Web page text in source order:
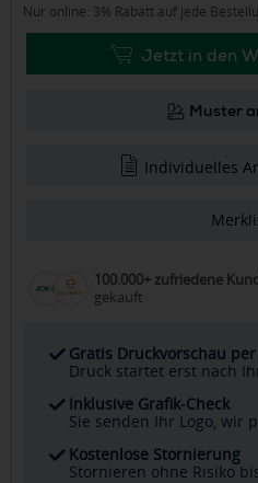
Nur online: 3% Rabatt auf jede
Jetzt in den
Muster
Individuelles
100.000+ zufriedene
gekauft
Gratis Druckvorschau
Druck startet erst nach
Inklusive Grafik-Check
Sie senden Ihr Logo, wir
Kostenlose Stornierung
Stornieren ohne Risiko